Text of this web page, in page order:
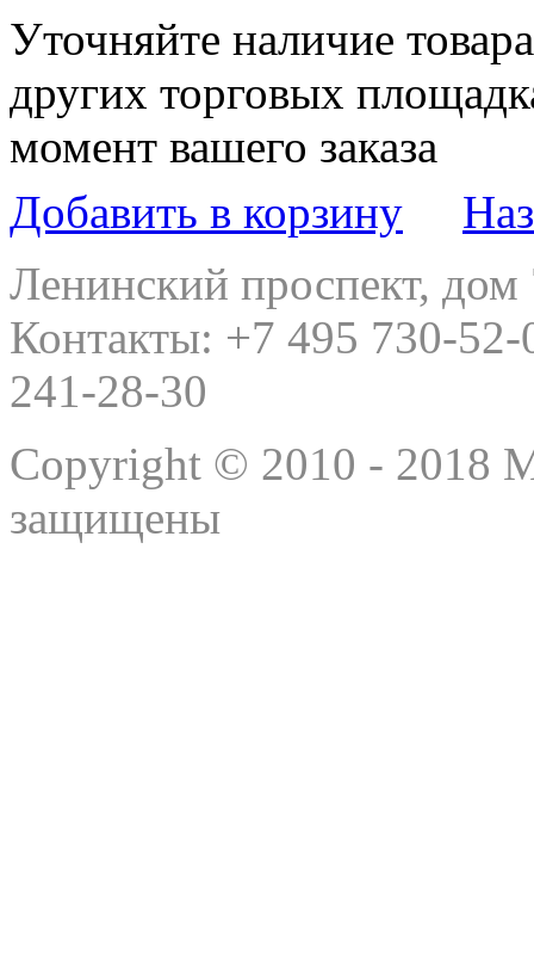
Уточняйте наличие
других торговых
момент вашего заказа
Добавить в корзину
Ленинский проспект,
Контакты: +7 495 730-
241-28-30
Copyright © 2010 - 2018
защищены